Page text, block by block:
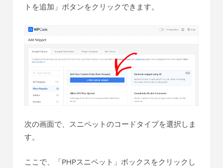
トを追加」ボタンをクリックできます。
次の画面で、スニペットのコードタイプを選択しま
す。
ここで、「PHPスニペット」ボックスをクリックし